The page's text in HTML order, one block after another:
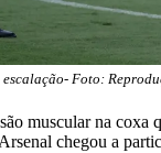
Foto:
muscular na
chegou a